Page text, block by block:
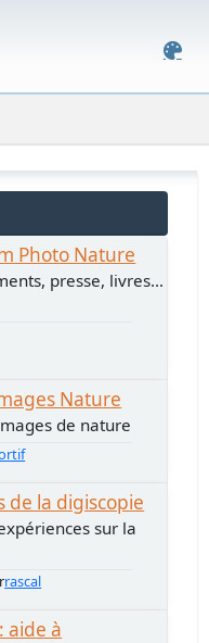
Photo Nature
presse, livres...
Nature
de nature
de la digiscopie
sur la
rascal
aide à